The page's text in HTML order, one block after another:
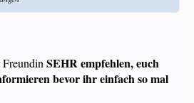
SEHR empfehlen, euch
bevor ihr einfach so mal